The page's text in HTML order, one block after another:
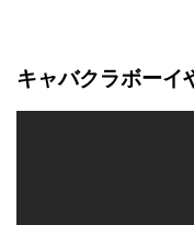
キャバクラボーイ